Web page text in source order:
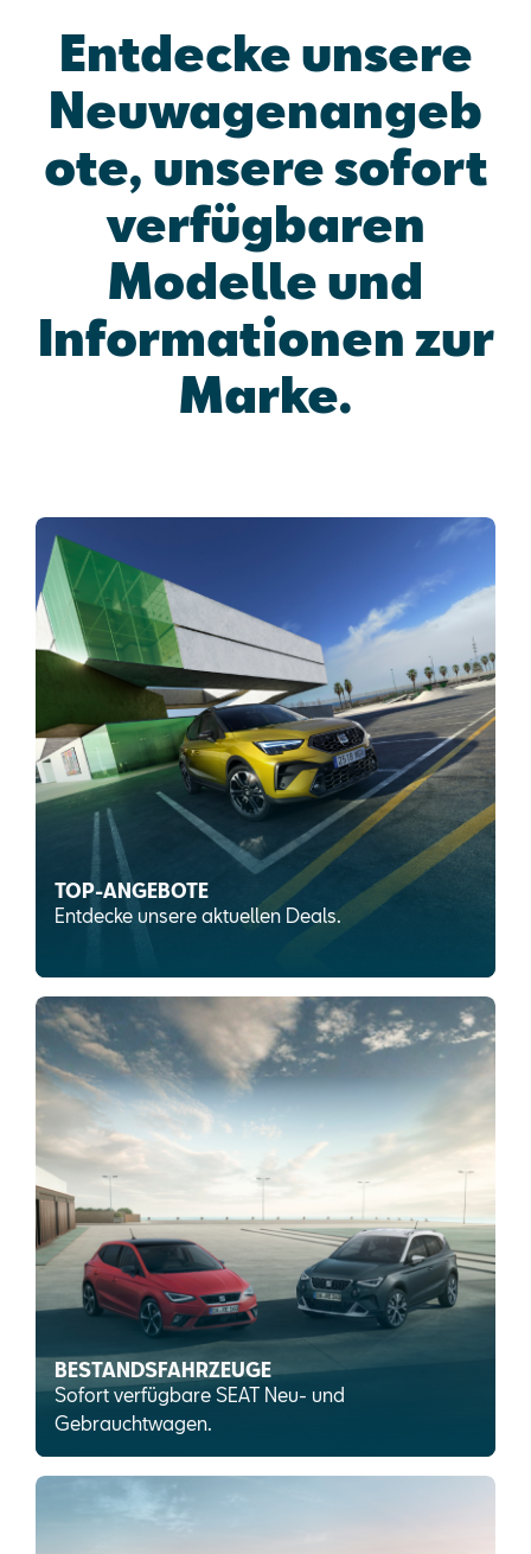
Entdecke unsere
Neuwagenangeb
ote, unsere sofort
verfügbaren
Modelle und
Informationen zur
Marke.
TOP-ANGEBOTE
Entdecke unsere aktuellen Deals.
BESTANDSFAHRZEUGE
Sofort verfügbare SEAT Neu- und
Gebrauchtwagen.